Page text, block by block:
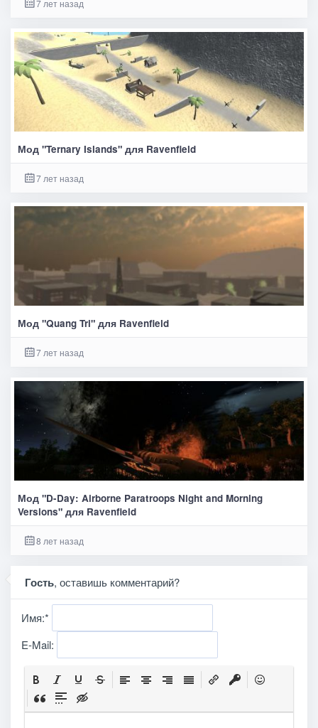
7 лет назад
Мод "Ternary Islands" для Ravenfield
7 лет назад
Мод "Quang Tri" для Ravenfield
7 лет назад
Мод "D-Day: Airborne Paratroops Night and Morning
Versions" для Ravenfield
8 лет назад
Гость, оставишь комментарий?
Имя:*
E-Mail: